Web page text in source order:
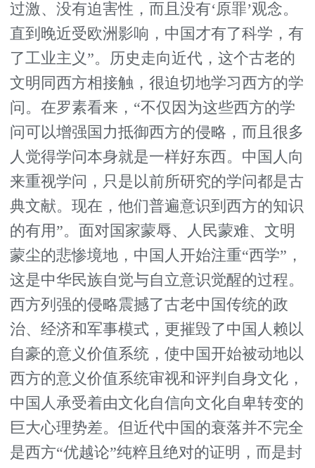
过激、没有迫害性，而且没有‘原罪’观念。
直到晚近受欧洲影响，中国才有了科学，有
了工业主义”。历史走向近代，这个古老的
文明同西方相接触，很迫切地学习西方的学
问。在罗素看来，“不仅因为这些西方的学
问可以增强国力抵御西方的侵略，而且很多
人觉得学问本身就是一样好东西。中国人向
来重视学问，只是以前所研究的学问都是古
典文献。现在，他们普遍意识到西方的知识
的有用”。面对国家蒙辱、人民蒙难、文明
蒙尘的悲惨境地，中国人开始注重“西学”，
这是中华民族自觉与自立意识觉醒的过程。
西方列强的侵略震撼了古老中国传统的政
治、经济和军事模式，更摧毁了中国人赖以
自豪的意义价值系统，使中国开始被动地以
西方的意义价值系统审视和评判自身文化，
中国人承受着由文化自信向文化自卑转变的
巨大心理势差。但近代中国的衰落并不完全
是西方“优越论”纯粹且绝对的证明，而是封